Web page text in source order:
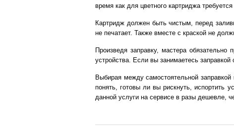
время как для цветного картриджа
Картридж должен быть чистым, перед
не печатает. Также вместе с краской не
Произведя заправку, мастера обязательно
устройства. Если вы занимаетесь
Выбирая между самостоятельной
понять, готовы ли вы рискнуть, испортить
данной услуги на сервисе в разы дешевле,